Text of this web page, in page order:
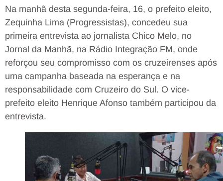
Na manhã desta segunda-feira, 16, o prefeito eleito,
Zequinha Lima (Progressistas), concedeu sua
primeira entrevista ao jornalista Chico Melo, no
Jornal da Manhã, na Rádio Integração FM, onde
reforçou seu compromisso com os cruzeirenses após
uma campanha baseada na esperança e na
responsabilidade com Cruzeiro do Sul. O vice-
prefeito eleito Henrique Afonso também participou da
entrevista.